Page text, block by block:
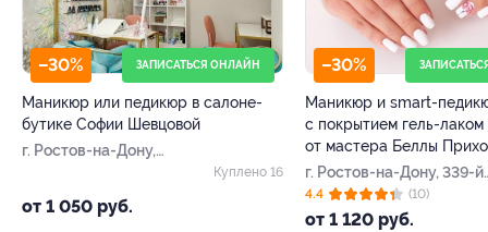
–30% ЗАПИСАТЬСЯ ОНЛАЙН
Маникюр или педикюр в салоне-
бутике Софии Шевцовой
г. Ростов-на-Дону,
от 1 050 руб.
Куплено 16
–30%
Маникюр и smart-
с покрытием гель-лаком
от мастера Беллы
г. Ростов-на-Дону, 339-й
Стрелковой Дивизии ул,
от 1 120 руб.
4.4 (10)